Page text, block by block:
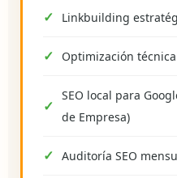
Linkbuilding
Optimización
SEO local para
de Empresa)
Auditoría SEO